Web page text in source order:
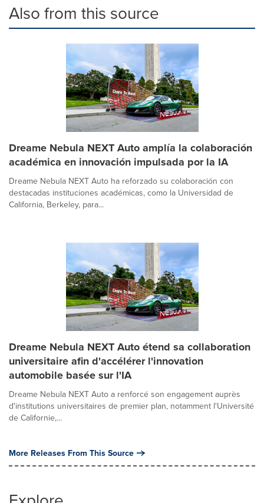
Also from this source
Dreame Nebula NEXT Auto amplía la colaboración
académica en innovación impulsada por la IA
Dreame Nebula NEXT Auto ha reforzado su colaboración con
destacadas instituciones académicas, como la Universidad de
California, Berkeley, para...
Dreame Nebula NEXT Auto étend sa collaboration
universitaire afin d'accélérer l'innovation
automobile basée sur l'IA
Dreame Nebula NEXT Auto a renforcé son engagement auprès
d'institutions universitaires de premier plan, notamment l'Université
de Californie,...
More Releases From This Source